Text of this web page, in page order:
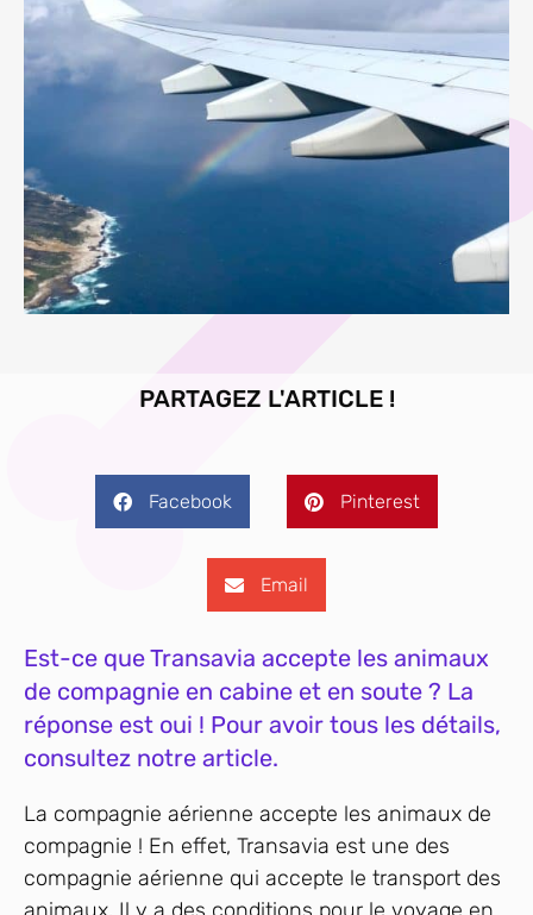
PARTAGEZ L'ARTICLE !
Facebook Pinterest
Email
Est-ce que Transavia accepte les animaux
de compagnie en cabine et en soute ? La
réponse est oui ! Pour avoir tous les détails,
consultez notre article.
La compagnie aérienne accepte les animaux de
compagnie ! En effet, Transavia est une des
compagnie aérienne qui accepte le transport des